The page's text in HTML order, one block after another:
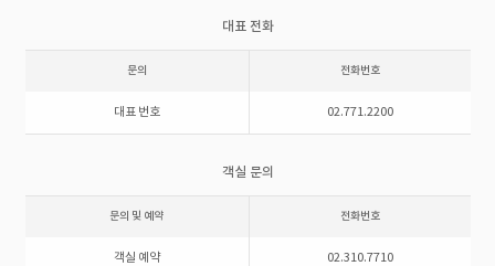
대표 전화
문의 전화번호
대표 번호 02.771.2200
객실 문의
문의 및 예약 전화번호
객실 예약 02.310.7710